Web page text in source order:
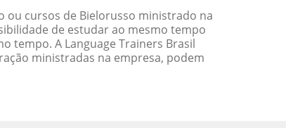
ou cursos de Bielorusso ministrado na
de estudar ao mesmo tempo
tempo. A Language Trainers Brasil
ministradas na empresa, podem